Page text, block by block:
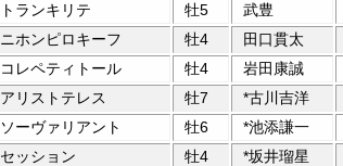
トランキリテ 牡5 武豊
ニホンピロキーフ 牡4 田口貫太
コレペティトール 牡4 岩田康誠
アリストテレス 牡7 *古川吉洋
ソーヴァリアント 牡6 *池添謙一
セッション 牡4 *坂井瑠星